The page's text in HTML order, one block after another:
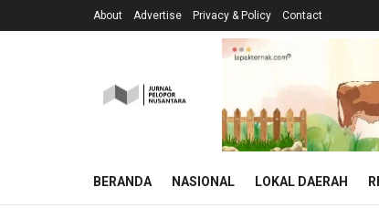
About Advertise Privacy & Policy Contact
BERANDA NASIONAL LOKAL DAERAH